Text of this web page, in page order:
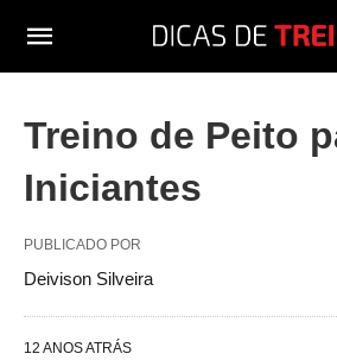
Treino de Peito
Iniciantes
PUBLICADO POR
Deivison Silveira
12 ANOS ATRÁS